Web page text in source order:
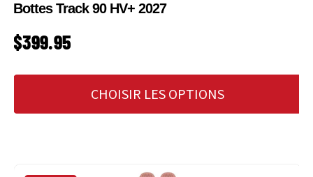
Bottes Track 90 HV+ 2027
PRIX HABITUEL
$399.95
CHOISIR LES OPTIONS